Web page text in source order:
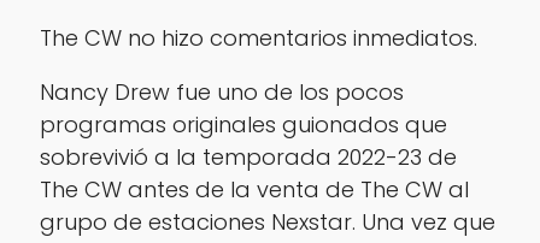
The CW no hizo comentarios inmediatos.
Nancy Drew fue uno de los pocos
programas originales guionados que
sobrevivió a la temporada 2022-23 de
The CW antes de la venta de The CW al
grupo de estaciones Nexstar. Una vez que